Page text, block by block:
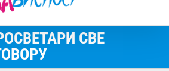
СВЕ